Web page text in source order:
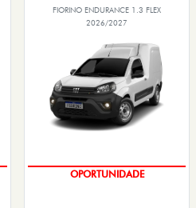
FIORINO ENDURANCE 1.3 FLEX
2026/2027
GRANDE CHANCE FIAT